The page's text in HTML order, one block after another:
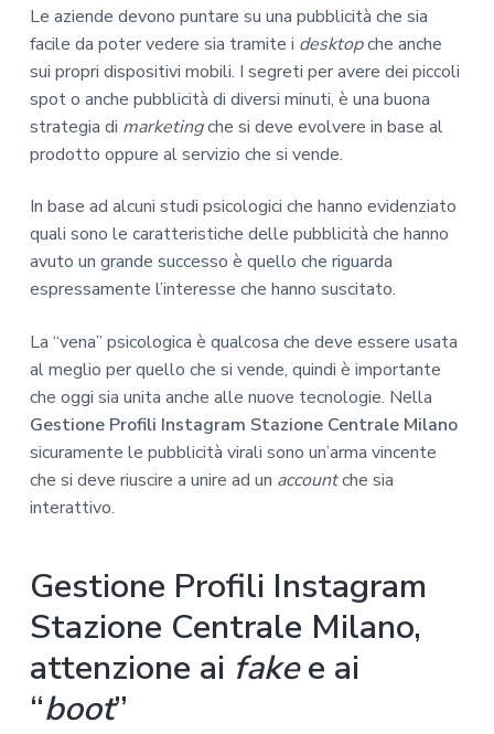
Le aziende devono puntare su una pubblicità che sia
facile da poter vedere sia tramite i desktopche anche
sui propri dispositivi mobili. I segreti per avere dei piccoli
spot o anche pubblicità di diversi minuti, è una buona
strategia di marketingche si deve evolvere in base al
prodotto oppure al servizio che si vende.
In base ad alcuni studi psicologici che hanno evidenziato
quali sono le caratteristiche delle pubblicità che hanno
avuto un grande successo è quello che riguarda
espressamente l’interesse che hanno suscitato.
La “vena” psicologica è qualcosa che deve essere usata
al meglio per quello che si vende, quindi è importante
che oggi sia unita anche alle nuove tecnologie. Nella
Gestione Profili Instagram Stazione Centrale Milano
sicuramente le pubblicità virali sono un’arma vincente
che si deve riuscire a unire ad un accountche sia
interattivo.
Gestione Profili Instagram
Stazione Centrale Milano,
attenzione ai fakee ai
“boot”